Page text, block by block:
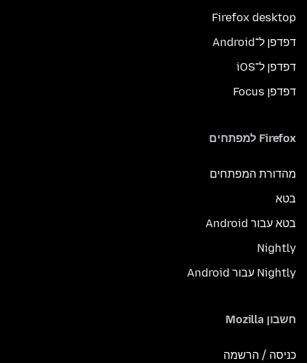
Firefox desktop
דפדפן ל־Android
דפדפן ל־iOS
דפדפן Focus
Firefox למפתחים
מהדורת המפתחים
בטא
בטא עבור Android
Nightly
Nightly עבור Android
חשבון Mozilla
כניסה / הרשמה